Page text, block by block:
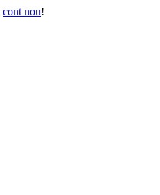
cont nou!